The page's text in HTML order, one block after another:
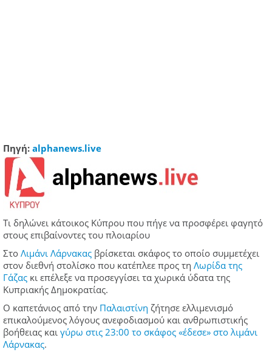
Πηγή: alphanews.live
Τι δηλώνει κάτοικος Κύπρου που πήγε να προσφέρει φαγητό
στους επιβαίνοντες του πλοιαρίου
Στο Λιμάνι Λάρνακας βρίσκεται σκάφος το οποίο συμμετέχει
στον διεθνή στολίσκο που κατέπλεε προς τη Λωρίδα της
Γάζας κι επέλεξε να προσεγγίσει τα χωρικά ύδατα της
Κυπριακής Δημοκρατίας.
Ο καπετάνιος από την Παλαιστίνη ζήτησε ελλιμενισμό
επικαλούμενος λόγους ανεφοδιασμού και ανθρωπιστικής
βοήθειας και γύρω στις 23:00 το σκάφος «έδεσε» στο λιμάνι
Λάρνακας.